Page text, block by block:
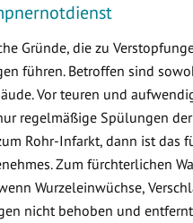
Gründe, die zu
führen. Betroffen sind
Vor teuren und
regelmäßige Spülungen der
Rohr-Infarkt, dann ist das
Zum fürchterlichen
Wurzeleinwüchse,
nicht behoben und